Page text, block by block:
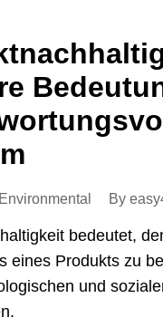
Environmental By
bedeutet,
eines Produkts zu
und